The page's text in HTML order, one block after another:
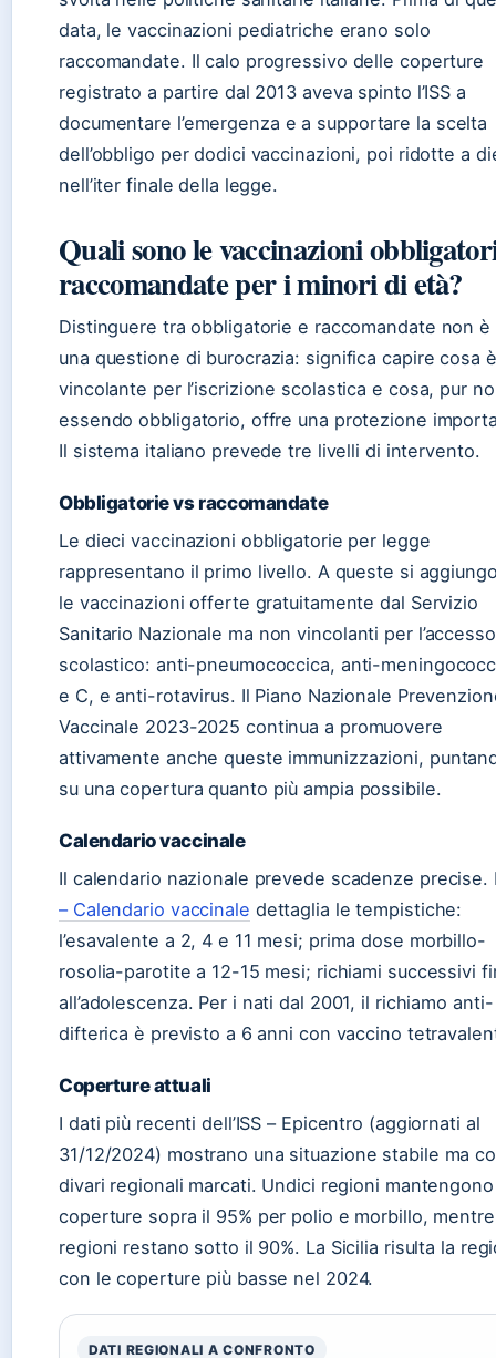
data, le vaccinazioni pediatriche erano solo
raccomandate. Il calo progressivo delle coperture
registrato a partire dal 2013 aveva spinto l’ISS a
documentare l’emergenza e a supportare la scelta
dell’obbligo per dodici vaccinazioni, poi ridotte a
nell’iter finale della legge.
Quali sono le vaccinazioni
raccomandate per i minori di età?
Distinguere tra obbligatorie e raccomandate non è
una questione di burocrazia: significa capire cosa è
vincolante per l’iscrizione scolastica e cosa, pur
essendo obbligatorio, offre una protezione
Il sistema italiano prevede tre livelli di intervento.
Obbligatorie vs raccomandate
Le dieci vaccinazioni obbligatorie per legge
rappresentano il primo livello. A queste si
le vaccinazioni offerte gratuitamente dal Servizio
Sanitario Nazionale ma non vincolanti per l’accesso
scolastico: anti-pneumococcica, anti-
e C, e anti-rotavirus. Il Piano Nazionale
Vaccinale 2023-2025 continua a promuovere
attivamente anche queste immunizzazioni,
su una copertura quanto più ampia possibile.
Calendario vaccinale
Il calendario nazionale prevede scadenze precise.
– Calendario vaccinale dettaglia le tempistiche:
l’esavalente a 2, 4 e 11 mesi; prima dose morbillo-
rosolia-parotite a 12-15 mesi; richiami successivi
all’adolescenza. Per i nati dal 2001, il richiamo anti-
difterica è previsto a 6 anni con vaccino
Coperture attuali
I dati più recenti dell’ISS – Epicentro (aggiornati al
31/12/2024) mostrano una situazione stabile ma
divari regionali marcati. Undici regioni mantengono
coperture sopra il 95% per polio e morbillo,
regioni restano sotto il 90%. La Sicilia risulta la
con le coperture più basse nel 2024.
DATI REGIONALI A CONFRONTO